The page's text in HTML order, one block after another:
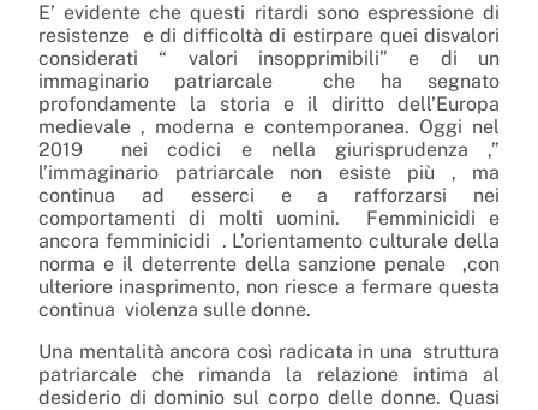
E’ evidente che questi ritardi sono espressione di
resistenze e di difficoltà di estirpare quei disvalori
considerati “ valori insopprimibili” e di un
immaginario patriarcale
che ha segnato
profondamente la storia e il diritto dell’Europa
medievale , moderna e contemporanea. Oggi nel
2019
nei codici e nella giurisprudenza ,”
l’immaginario patriarcale non esiste più , ma
continua ad esserci e a rafforzarsi nei
comportamenti di molti uomini.
Femminicidi e
ancora femminicidi
. L’orientamento culturale della
norma e il deterrente della sanzione penale
,con
ulteriore inasprimento, non riesce a fermare questa
continua violenza sulle donne.
Una mentalità ancora così radicata in una struttura
patriarcale che rimanda la relazione intima al
desiderio di dominio sul corpo delle donne. Quasi